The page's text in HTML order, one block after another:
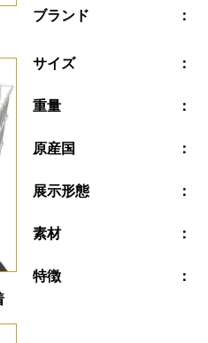
ブランド
サイズ
重量
原産国
展示形態
素材
特徴